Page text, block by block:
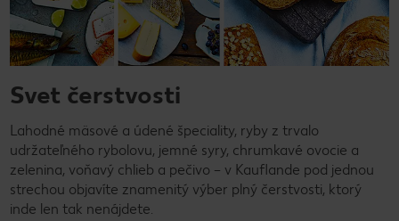
Svet čerstvosti
Lahodné mäsové a údené špeciality, ryby z trvalo
udržateľného rybolovu, jemné syry, chrumkavé ovocie a
zelenina, voňavý chlieb a pečivo – v Kauflande pod jednou
strechou objavíte znamenitý výber plný čerstvosti, ktorý
inde len tak nenájdete.